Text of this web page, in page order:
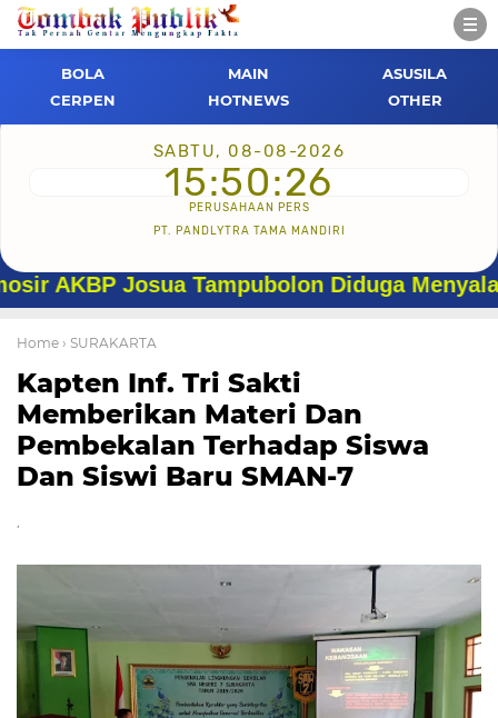
BOLA MAIN
ASUSILA
CERPEN
HOTNEWS OTHER
SABTU, 08-08-2026
15:50:27
PERUSAHAAN PERS
PT. PANDLYTRA TAMA MANDIRI
Josua Tampubolon Diduga
Home › SURAKARTA
Kapten Inf. Tri Sakti
Memberikan Materi Dan
Pembekalan Terhadap Siswa
Dan Siswi Baru SMAN-7